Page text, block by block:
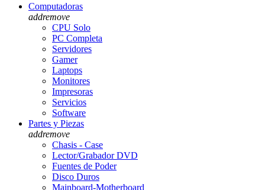
Computadoras
addremove
CPU Solo
PC Completa
Servidores
Gamer
Laptops
Monitores
Impresoras
Servicios
Software
Partes y Piezas
addremove
Chasis - Case
Lector/Grabador DVD
Fuentes de Poder
Disco Duros
Mainboard-Motherboard